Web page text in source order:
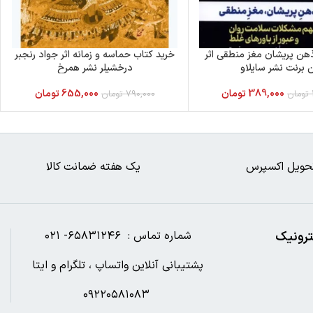
پریشان مغز منطقی اثر
برنت نشر سایلاو
تومان 389,000تومان
خرید کتاب حماسه و زمانه اثر جواد رنجبر
درخشیلر نشر همرخ
790,000 تومان 655,000تومان
اکسپرس یک هفته ضمانت کالا
شماره تماس : ۶۵۸۳۱۲۴۶- ۰۲۱
پشتیبانی آنلاین واتساپ ، تلگرام و ایتا